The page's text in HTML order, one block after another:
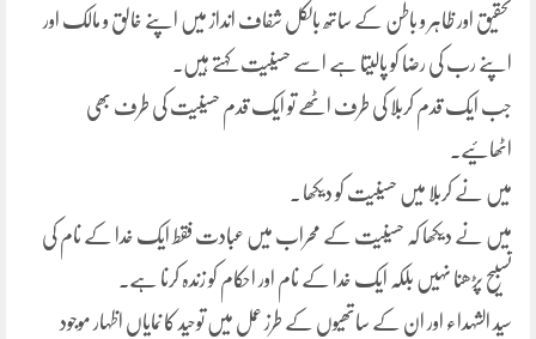
تحقیق اور ظاہر و باطن کے ساتھ بالکل شفاف انداز میں اپنے خالق و مالک اور
اپنے رب کی رضا کو پالیتا ہے اسے حسینیت کہتے ہیں۔
جب ایک قدم کربلا کی طرف اٹھے تو ایک قدم حسینیت کی طرف بھی
اٹھائیے۔
میں نے کربلا میں حسینیت کو دیکھا ۔
میں نے دیکھا کہ حسینیت کے محراب میں عبادت فقط ایک خدا کے نام کی
تسبیح پڑھنا نہیں بلکہ ایک خدا کے نام اور احکام کو زندہ کرنا ہے۔
سید الشہداء اور ان کے ساتھیوں کے طرز عمل میں توحید کا نمایاں اظہار موجود